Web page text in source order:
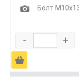
1
Болт
- +
Ä